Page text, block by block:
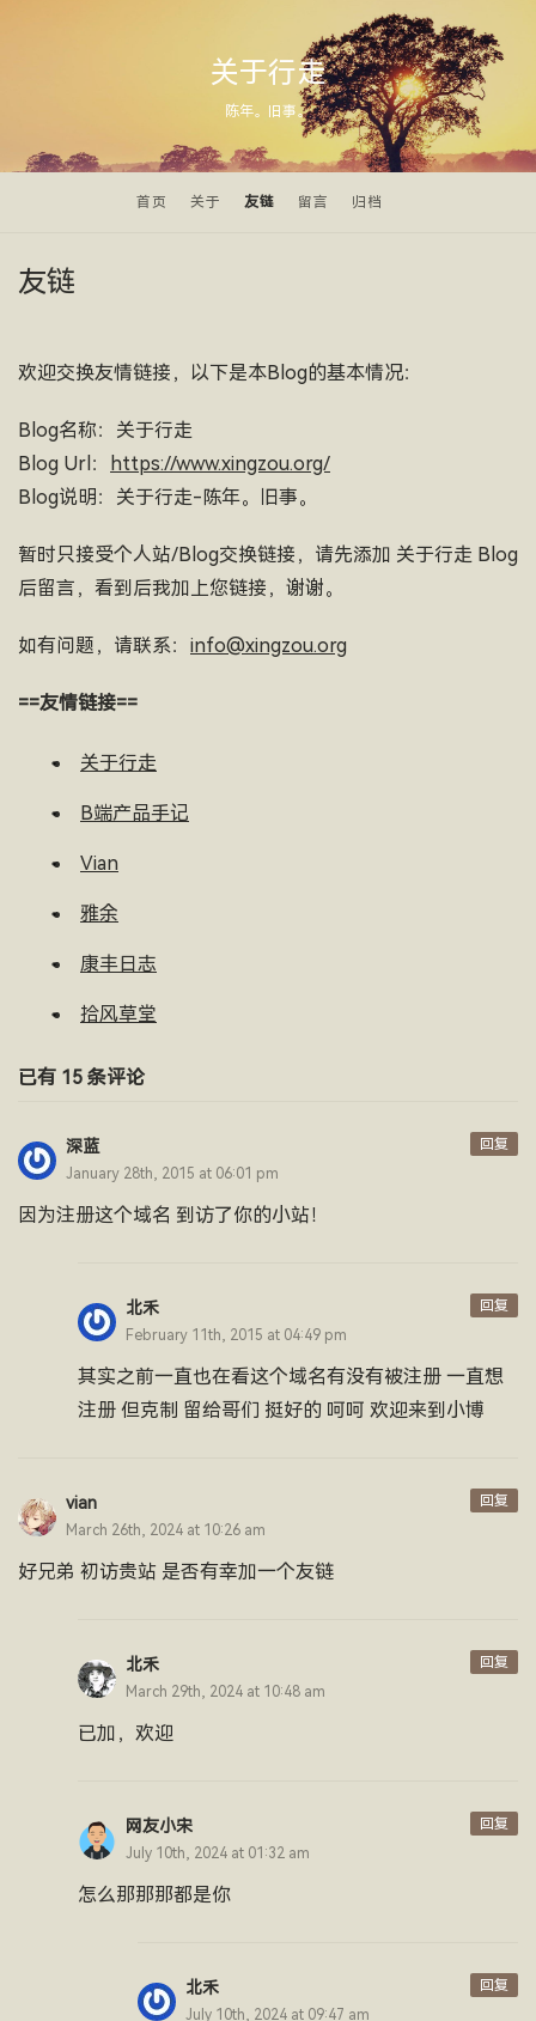
关于行走
陈年。旧事。
首页 关于 友链 留言 归档
友链
欢迎交换友情链接，以下是本Blog的基本情况：
Blog名称：关于行走
Blog Url：
https://www.xingzou.org/
Blog说明：关于行走-陈年。旧事。
暂时只接受个人站/Blog交换链接，请先添加 关于行走 Blog
后留言，看到后我加上您链接，谢谢。
如有问题，请联系： info@xingzou.org
==友情链接==
关于行走
B端产品手记
Vian
雅余
康丰日志
拾风草堂
已有 15 条评论
深蓝
January 28th, 2015 at 06:01 pm
因为注册这个域名 到访了你的小站！
回复
北禾
February 11th, 2015 at 04:49 pm
其实之前一直也在看这个域名有没有被注册 一直想
注册 但克制 留给哥们 挺好的 呵呵 欢迎来到小博
回复
vian
March 26th, 2024 at 10:26 am
好兄弟 初访贵站 是否有幸加一个友链
回复
北禾
March 29th, 2024 at 10:48 am
已加，欢迎
回复
网友小宋
July 10th, 2024 at 01:32 am
怎么那那那都是你
回复
北禾
July 10th, 2024 at 09:47 am
回复